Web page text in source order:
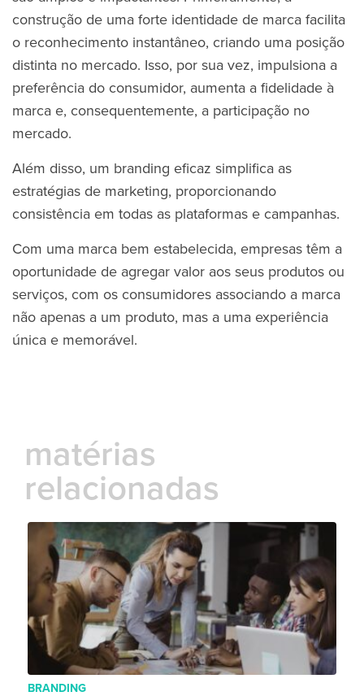
construção de uma forte identidade de marca facilita
o reconhecimento instantâneo, criando uma posição
distinta no mercado. Isso, por sua vez, impulsiona a
preferência do consumidor, aumenta a fidelidade à
marca e, consequentemente, a participação no
mercado.
Além disso, um branding eficaz simplifica as
estratégias de marketing, proporcionando
consistência em todas as plataformas e campanhas.
Com uma marca bem estabelecida, empresas têm a
oportunidade de agregar valor aos seus produtos ou
serviços, com os consumidores associando a marca
não apenas a um produto, mas a uma experiência
única e memorável.
matérias
relacionadas
BRANDING